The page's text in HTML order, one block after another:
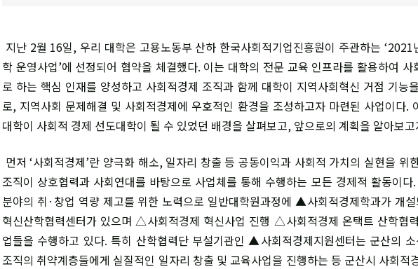
지난 2월 16일, 우리 대학은 고용노동부 산하 한국사회적기업진흥원이 주관하는 ‘2021
학 운영사업’에 선정되어 협약을 체결했다. 이는 대학의 전문 교육 인프라를 활용하여 사
로 하는 핵심 인재를 양성하고 사회적경제 조직과 함께 대학이 지역사회혁신 거점 기능
로, 지역사회 문제해결 및 사회적경제에 우호적인 환경을 조성하고자 마련된 사업이다.
대학이 사회적 경제 선도대학이 될 수 있었던 배경을 살펴보고, 앞으로의 계획을 알아보
먼저 ‘사회적경제’란 양극화 해소, 일자리 창출 등 공동이익과 사회적 가치의 실현을 위
조직이 상호협력과 사회연대를 바탕으로 사업체를 통해 수행하는 모든 경제적 활동이다
분야의 취·창업 역량 제고를 위한 노력으로 일반대학원과정에 ▲사회적경제학과가 개
혁신산학협력센터가 있으며 △사회적경제 혁신사업 진행 △사회적경제 온택트 산학협
업들을 수행하고 있다. 특히 산학협력단 부설기관인 ▲사회적경제지원센터는 군산의 소
조직의 취약계층들에게 실질적인 일자리 창출 및 교육사업을 진행하는 등 군산시 사회적